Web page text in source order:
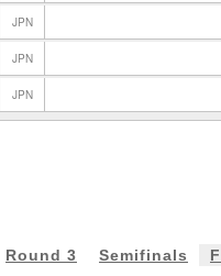
Round 3 Semifinals